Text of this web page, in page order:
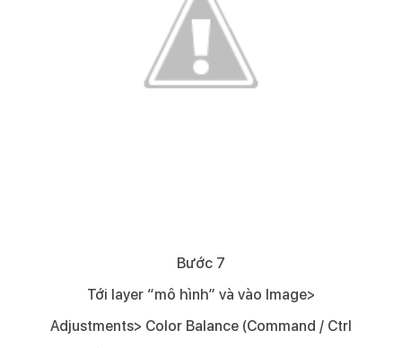
Bước 7​
Tới layer “mô hình” và vào Image>
Adjustments> Color Balance (Command / Ctrl